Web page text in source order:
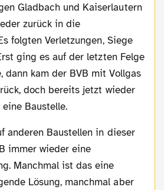
Gladbach und Kaiserlautern
zurück in die
folgten Verletzungen, Siege
ging es auf der letzten Felge
dann kam der BVB mit Vollgas
doch bereits jetzt wieder
Baustelle.
immer wieder eine
Manchmal ist das eine
Lösung, manchmal aber